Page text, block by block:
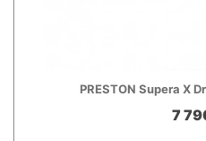
PRESTON Supera X
7